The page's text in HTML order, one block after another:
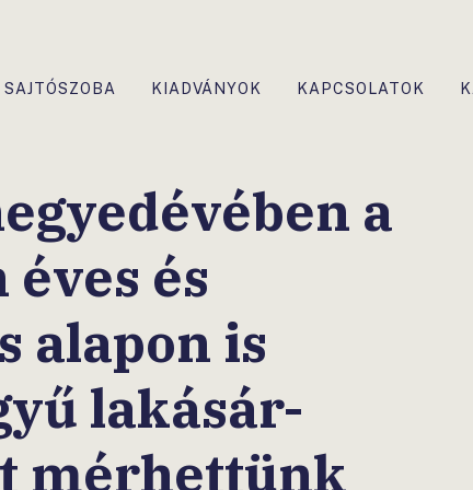
SAJTÓSZOBA KIADVÁNYOK KAPCSOLATOK
a
és
alapon is
lakásár-
mérhettünk